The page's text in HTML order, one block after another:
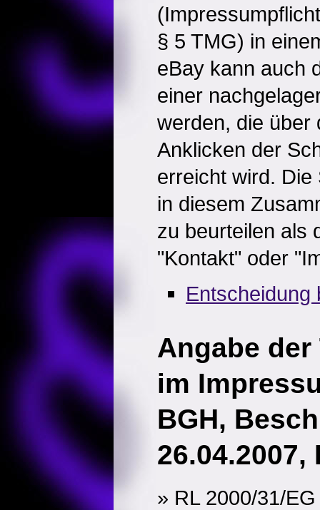
§ 5 TMG) in
eBay kann auch
einer
werden, die über
Anklicken der
erreicht wird.
in diesem
zu beurteilen als
"Kontakt" oder
Entscheidung
Angabe
im
BGH,
26.04.2007,
» RL 2000/31/